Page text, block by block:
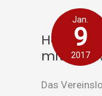
Jan.
9
2017
mit
Das
mit
Neuwahlen